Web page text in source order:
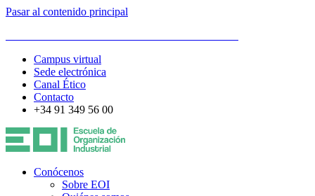
Pasar al contenido principal
Campus virtual
Sede electrónica
Canal Ético
Contacto
+34 91 349 56 00
Conócenos
Sobre EOI